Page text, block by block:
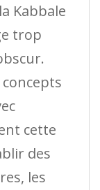
Kabbale
trop
cette
des
les